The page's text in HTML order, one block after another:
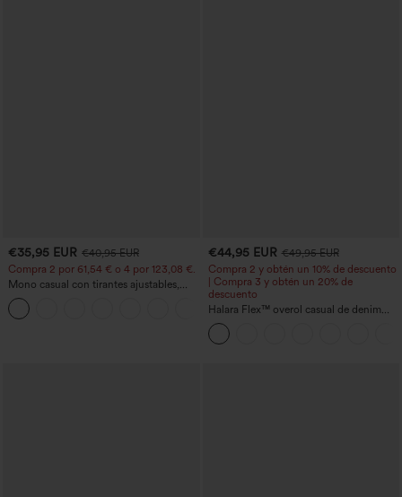
€35,95 EUR €40,95 EUR
Compra 2 por 61,54 € o 4 por 123,08 €.
Mono casual con tirantes ajustables,
fruncidos, pierna ancha, tejido jaspeado
y bolsillos - Easy Peezy
+10
€44,95 EUR €49,95 EUR
Compra 2 y obtén un 10% de descuento
| Compra 3 y obtén un 20% de
descuento
Halara Flex™ overol casual de denim
lavado con escote en V y bolsillos